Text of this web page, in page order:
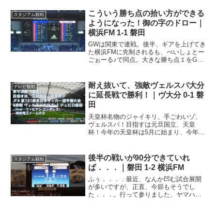
スタジアム観戦
こういう勝ち点の拾い方ができる
ようになった！御の字のドロー｜
横浜FM 1-1 磐田
GWは関東で連戦。後半、ギアを上げてき
た横浜FMに先制されるも、ぺいしょとー
ごぉーる♪で同点。大きな勝ち点１をGet
横浜FM戦＠日産、次節がアウェイ東京V
戦＠味スタ...
テレビ観戦
耐え抜いて、強敵ヴェルスパ大分
に延長戦で勝利！｜ヴ大分 0-1 磐
田
天皇杯名物のジャイキリ、手ごわいゾ、
ヴェルスパ！目指すは元旦国立、天皇
杯！今年の天皇杯は5月に始まり、今年も
回戦、アウェイの昭和電工ドームに乗り
込んで、ヴェルスパ大分...
スタジアム観戦
後半の戦いが90分できていれ
ば．．．｜磐田 1-2 横浜FM
ふぅ．．．．最近、なんか凹む試合展開
が多いですが、正直、今節もそうでし
た．．．。行って参りました、ヤマハス